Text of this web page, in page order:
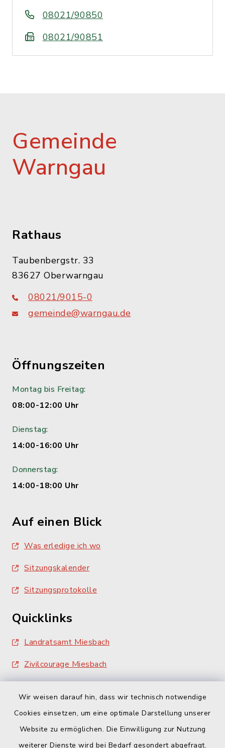
Wir weisen darauf hin, dass wir technisch notwendige
Cookies einsetzen, um eine optimale Darstellung unserer
Website zu ermöglichen. Die Einwilligung zur Nutzung
weiterer Dienste wird bei Bedarf gesondert abgefragt.
08021/90850
08021/90851
Gemeinde
Warngau
Rathaus
Taubenbergstr. 33
83627 Oberwarngau
08021/9015-0
gemeinde@warngau.de
Öffnungszeiten
Montag bis Freitag:
08:00-12:00 Uhr
Dienstag:
14:00-16:00 Uhr
Donnerstag:
14:00-18:00 Uhr
Auf einen Blick
Was erledige ich wo
Sitzungskalender
Sitzungsprotokolle
Quicklinks
Landratsamt Miesbach
Zivilcourage Miesbach